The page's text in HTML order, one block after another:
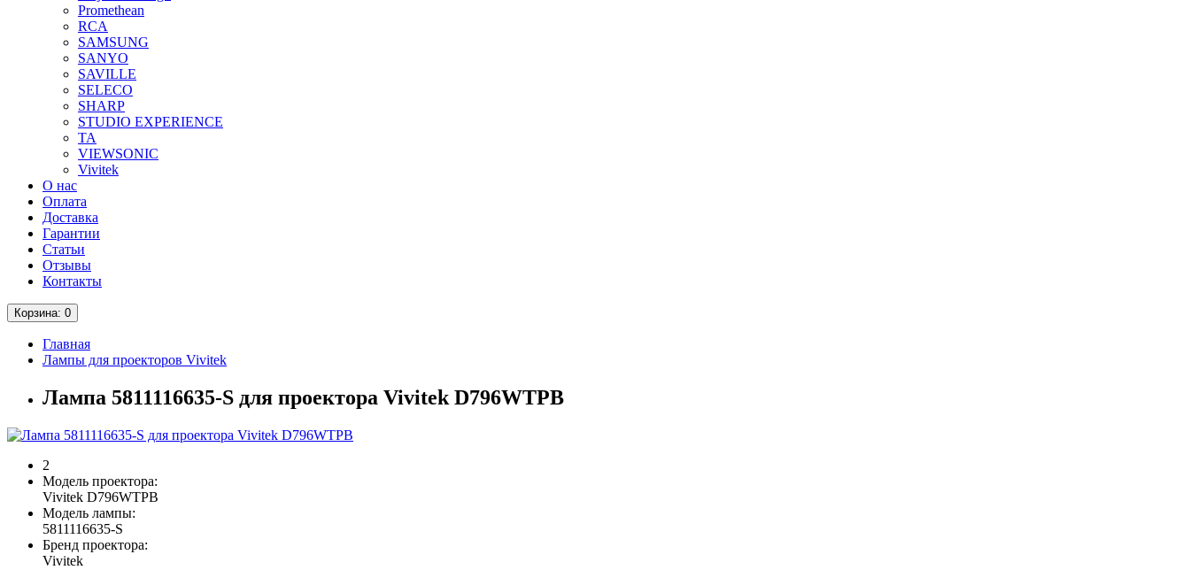
Promethean
RCA
SAMSUNG
SANYO
SAVILLE
SELECO
SHARP
STUDIO EXPERIENCE
TA
VIEWSONIC
Vivitek
О нас
Оплата
Доставка
Гарантии
Статьи
Отзывы
Контакты
Корзина: 0
Главная
Лампы для проекторов Vivitek
Лампа 5811116635-S для проектора Vivitek D796WTPB
2
Модель проектора:
Vivitek D796WTPB
Модель лампы:
5811116635-S
Бренд проектора:
Vivitek